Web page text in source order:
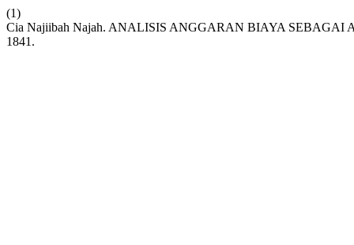
(1)
Cia Najiibah Najah. ANALISIS ANGGARAN BIAYA
1841.